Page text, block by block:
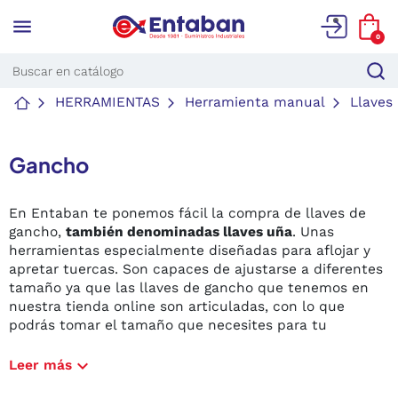
menu 0
HERRAMIENTAS Herramienta manual Llaves
Gancho
En Entaban te ponemos fácil la compra de llaves de
gancho, también denominadas llaves uña. Unas
herramientas especialmente diseñadas para aflojar y
apretar tuercas. Son capaces de ajustarse a diferentes
tamaño ya que las llaves de gancho que tenemos en
nuestra tienda online son articuladas, con lo que
podrás tomar el tamaño que necesites para tu
Leer más expand_more